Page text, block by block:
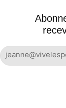
d’artistes,